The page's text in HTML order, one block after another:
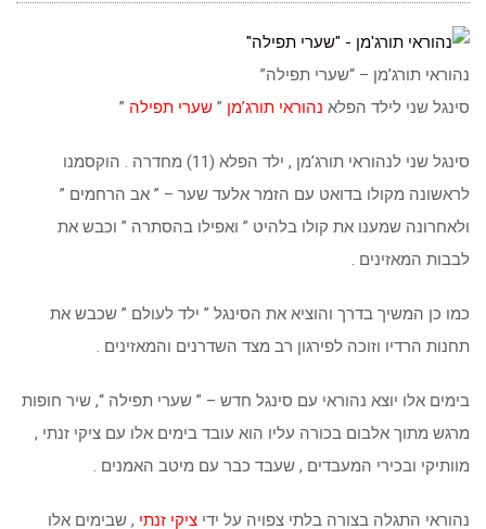
נהוראי תורג’מן – “שערי תפילה”
סינגל שני לילד הפלא נהוראי תורג’מן ” שערי תפילה ”
סינגל שני לנהוראי תורג’מן , ילד הפלא (11) מחדרה . הוקסמנו
לראשונה מקולו בדואט עם הזמר אלעד שער – ” אב הרחמים ”
ולאחרונה שמענו את קולו בלהיט ” ואפילו בהסתרה ” וכבש את
לבבות המאזינים .
כמו כן המשיך בדרך והוציא את הסינגל ” ילד לעולם ” שכבש את
תחנות הרדיו וזוכה לפירגון רב מצד השדרנים והמאזינים .
בימים אלו יוצא נהוראי עם סינגל חדש – ” שערי תפילה “, שיר חופות
מרגש מתוך אלבום בכורה עליו הוא עובד בימים אלו עם ציקי זנתי ,
מוותיקי ובכירי המעבדים , שעבד כבר עם מיטב האמנים .
נהוראי התגלה בצורה בלתי צפויה על ידי ציקי זנתי , שבימים אלו